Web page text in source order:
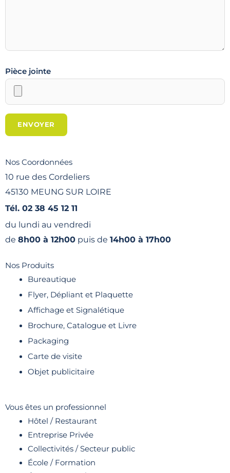
Pièce jointe
Nos Coordonnées
10 rue des Cordeliers
45130 MEUNG SUR LOIRE
Tél. 02 38 45 12 11
du lundi au vendredi
de 8h00 à 12h00 puis de 14h00 à 17h00
Nos Produits
Bureautique
Flyer, Dépliant et Plaquette
Affichage et Signalétique
Brochure, Catalogue et Livre
Packaging
Carte de visite
Objet publicitaire
Vous êtes un professionnel
Hôtel / Restaurant
Entreprise Privée
Collectivités / Secteur public
École / Formation